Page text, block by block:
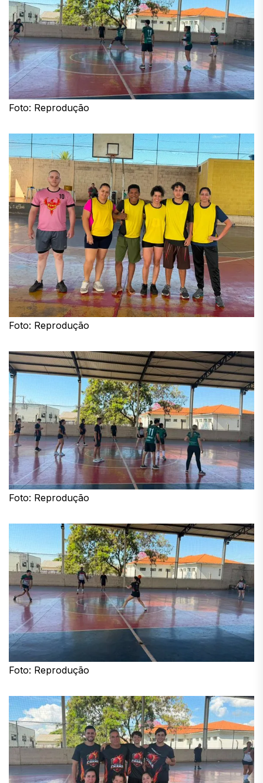
Foto: Reprodução
Foto: Reprodução
Foto: Reprodução
Foto: Reprodução